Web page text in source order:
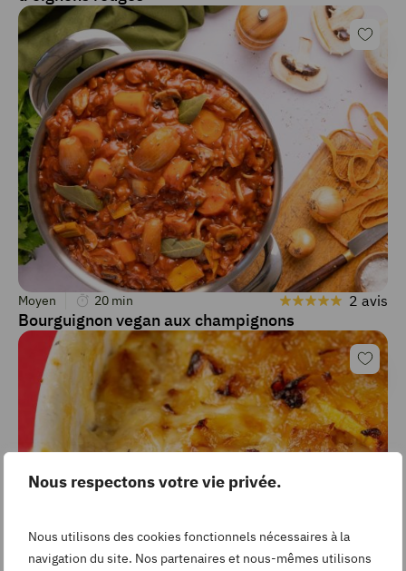
Nous respectons votre vie privée.
Nous utilisons des cookies fonctionnels nécessaires à la
navigation du site. Nos partenaires et nous-mêmes utilisons
Moyen 20 min 2 avis
Bourguignon vegan aux champignons